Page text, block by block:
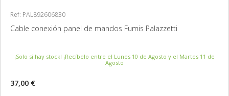
Ref: PAL892606830
Cable conexión panel de mandos Fumis Palazzetti
¡Solo si hay stock! ¡Recíbelo entre el Lunes 10 de Agosto y el Martes 11 de
Agosto
37,00 €